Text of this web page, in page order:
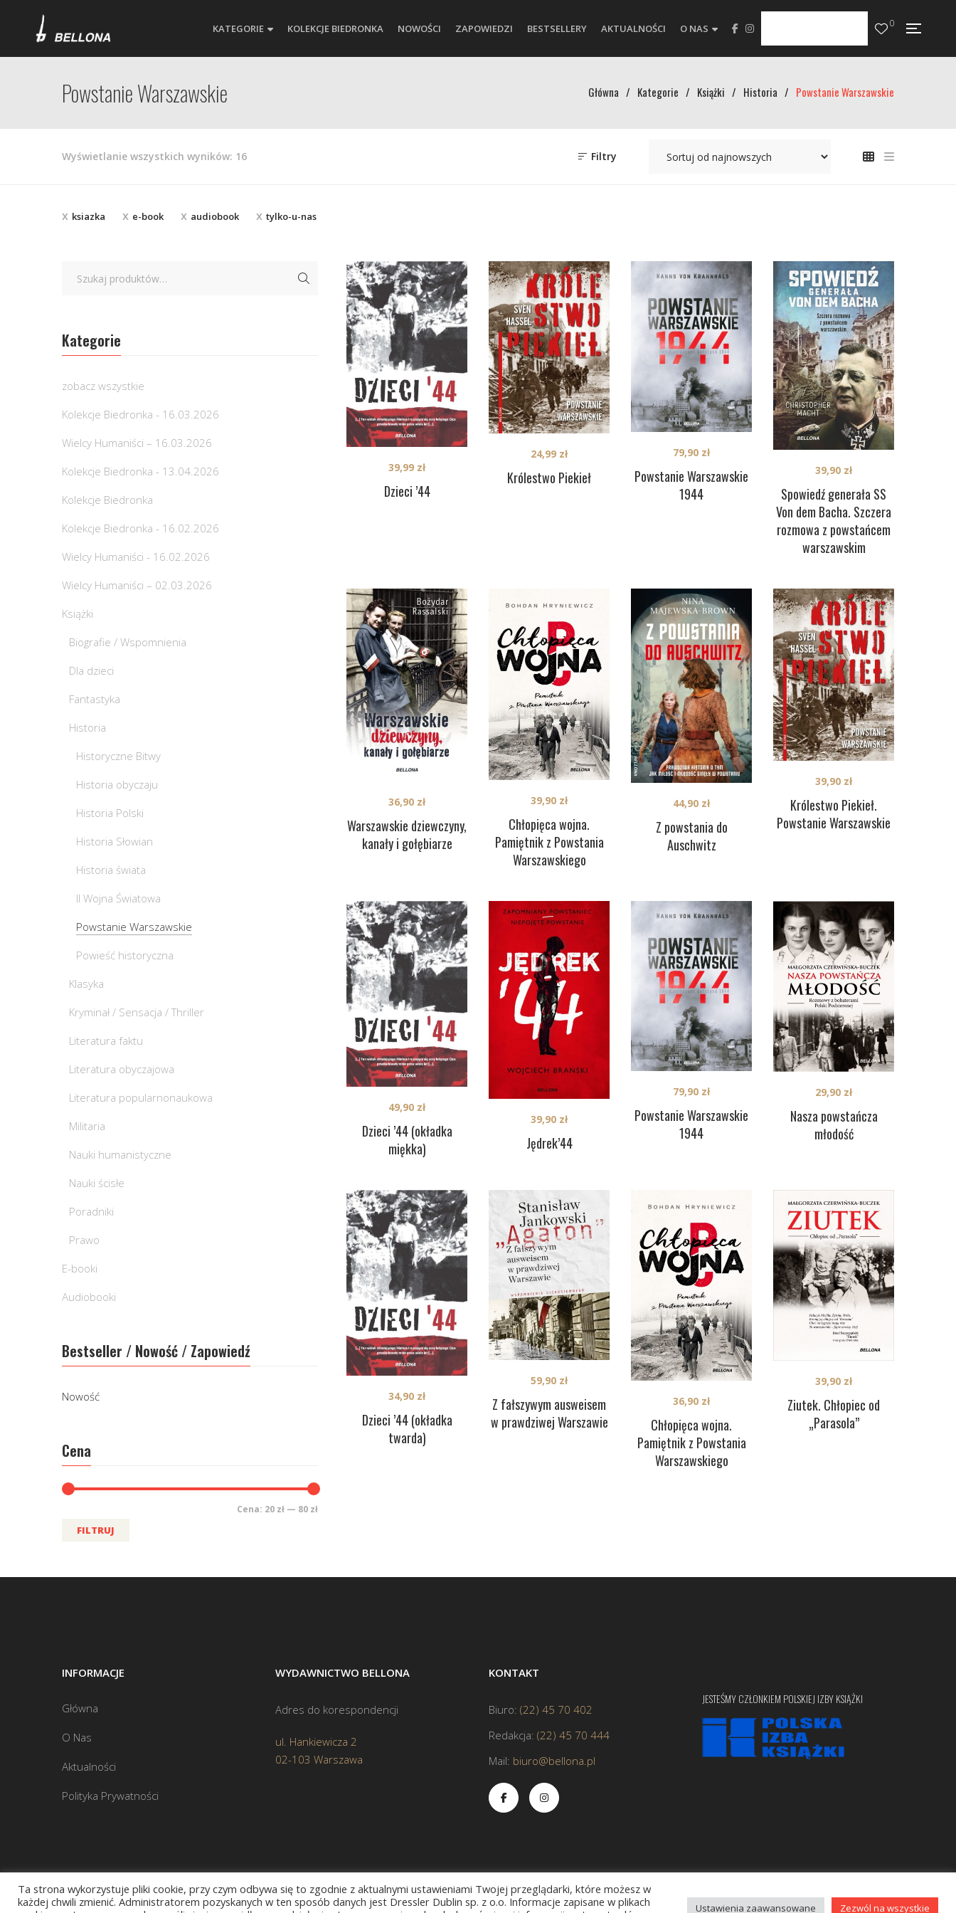
KATEGORIE KOLEKCJE BIEDRONKA NOWOŚCI ZAPOWIEDZI BESTSELLERY AKTUALNOŚCI O NAS 0
Powstanie Warszawskie Główna / Kategorie / Książki / Historia / Powstanie Warszawskie
Wyświetlanie wszystkich wyników: 16Posortowane
Filtry
ksiazka e-book audiobook tylko-u-nas
Dzieci ’44
39,99 zł
Królestwo Piekieł
24,99 zł
Powstanie Warszawskie
1944
79,90 zł
Spowiedź generała SS
Von dem Bacha. Szczera
rozmowa z powstańcem
warszawskim
39,90 zł
Warszawskie dziewczyny,
kanały i gołębiarze
36,90 zł
Chłopięca wojna.
Pamiętnik z Powstania
Warszawskiego
39,90 zł
Z powstania do
Auschwitz
44,90 zł
Królestwo Piekieł.
Powstanie Warszawskie
39,90 zł
Dzieci ’44 (okładka
miękka)
49,90 zł
Jędrek’44
39,90 zł
Powstanie Warszawskie
1944
79,90 zł
Nasza powstańcza
młodość
29,90 zł
Dzieci ’44 (okładka
twarda)
34,90 zł
Z fałszywym ausweisem
w prawdziwej Warszawie
59,90 zł
Chłopięca wojna.
Pamiętnik z Powstania
Warszawskiego
36,90 zł
Ziutek. Chłopiec od
„Parasola”
39,90 zł
Kategorie
zobacz wszystkie
Kolekcje Biedronka - 16.03.2026
Wielcy Humaniści – 16.03.2026
Kolekcje Biedronka - 13.04.2026
Kolekcje Biedronka
Kolekcje Biedronka - 16.02.2026
Wielcy Humaniści - 16.02.2026
Wielcy Humaniści – 02.03.2026
Książki
Biografie / Wspomnienia
Dla dzieci
Fantastyka
Historia
Historyczne Bitwy
Historia obyczaju
Historia Polski
Historia Słowian
Historia świata
II Wojna Światowa
Powstanie Warszawskie
Powieść historyczna
Klasyka
Kryminał / Sensacja / Thriller
Literatura faktu
Literatura obyczajowa
Literatura popularnonaukowa
Militaria
Nauki humanistyczne
Nauki ścisłe
Poradniki
Prawo
E-booki
Audiobooki
Bestseller / Nowość / Zapowiedź
Nowość
Cena
FILTRUJ
Cena: 20 zł — 80 zł
INFORMACJE
Główna
O Nas
Aktualności
Polityka Prywatności
WYDAWNICTWO BELLONA
Adres do korespondencji
ul. Hankiewicza 2
02-103 Warszawa
KONTAKT
Biuro: (22) 45 70 402
Redakcja: (22) 45 70 444
Mail: biuro@bellona.pl
JESTEŚMY CZŁONKIEM POLSKIEJ IZBY KSIĄŻKI
Copyright © 2020 bellona.pl
Ta strona wykorzystuje pliki cookie, przy czym odbywa się to zgodnie z aktualnymi ustawieniami Twojej przeglądarki, które możesz w
każdej chwili zmienić. Administratorem pozyskanych w ten sposób danych jest Dressler Dublin sp. z o.o. Informacje zapisane w plikach
Ustawienia zaawansowane Zezwól na wszystkie